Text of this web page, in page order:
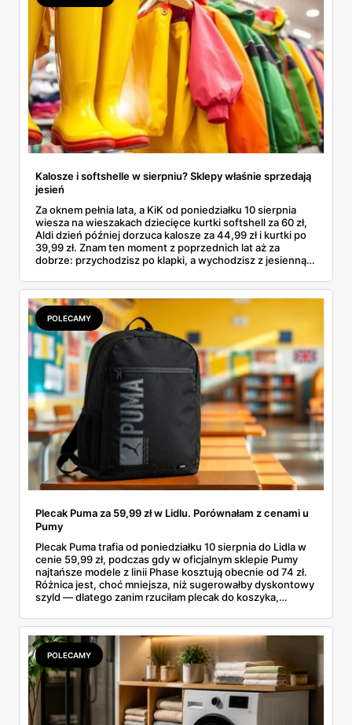
Kalosze i softshelle w sierpniu? Sklepy właśnie sprzedają
jesień
Za oknem pełnia lata, a KiK od poniedziałku 10 sierpnia
wiesza na wieszakach dziecięce kurtki softshell za 60 zł,
Aldi dzień później dorzuca kalosze za 44,99 zł i kurtki po
39,99 zł. Znam ten moment z poprzednich lat aż za
dobrze: przychodzisz po klapki, a wychodzisz z jesienną
pojawi się w gazetkach w przyszłym tygodniu i czy jest
sens kupować jesień, zanim skończą się wakacje.
POLECAMY
Plecak Puma za 59,99 zł w Lidlu. Porównałam z cenami u
Pumy
Plecak Puma trafia od poniedziałku 10 sierpnia do Lidla w
cenie 59,99 zł, podczas gdy w oficjalnym sklepie Pumy
najtańsze modele z linii Phase kosztują obecnie od 74 zł.
Różnica jest, choć mniejsza, niż sugerowałby dyskontowy
szyld — dlatego zanim rzuciłam plecak do koszyka,
rozpiska: co dokładnie sprzedaje Lidl, ile kosztują
odpowiedniki u producenta i komu ten zakup naprawdę
się opłaci.
POLECAMY